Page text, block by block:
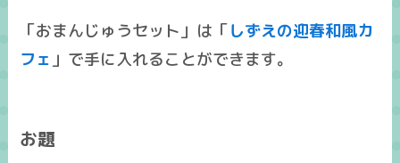
「おまんじゅうセット」は「しずえの迎春和風カ
フェ」で手に入れることができます。
お題